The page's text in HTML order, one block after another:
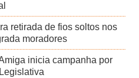
retirada de fios soltos nos
moradores
inicia campanha por